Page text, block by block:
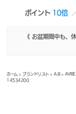
ポイント 10倍
《 お盆期間中も、
ホーム >ブランドリスト >A-B>
14534200